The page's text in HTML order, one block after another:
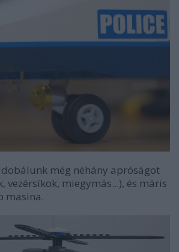
még néhány apróságot
vezérsíkok, miegymás...), és máris
masina.